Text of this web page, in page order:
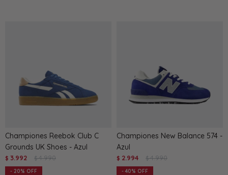
Championes Reebok Club C
Grounds UK Shoes - Azul
$ 3.992 $ 4.990
20
Championes New Balance 574 -
Azul
$ 2.994 $ 4.990
40